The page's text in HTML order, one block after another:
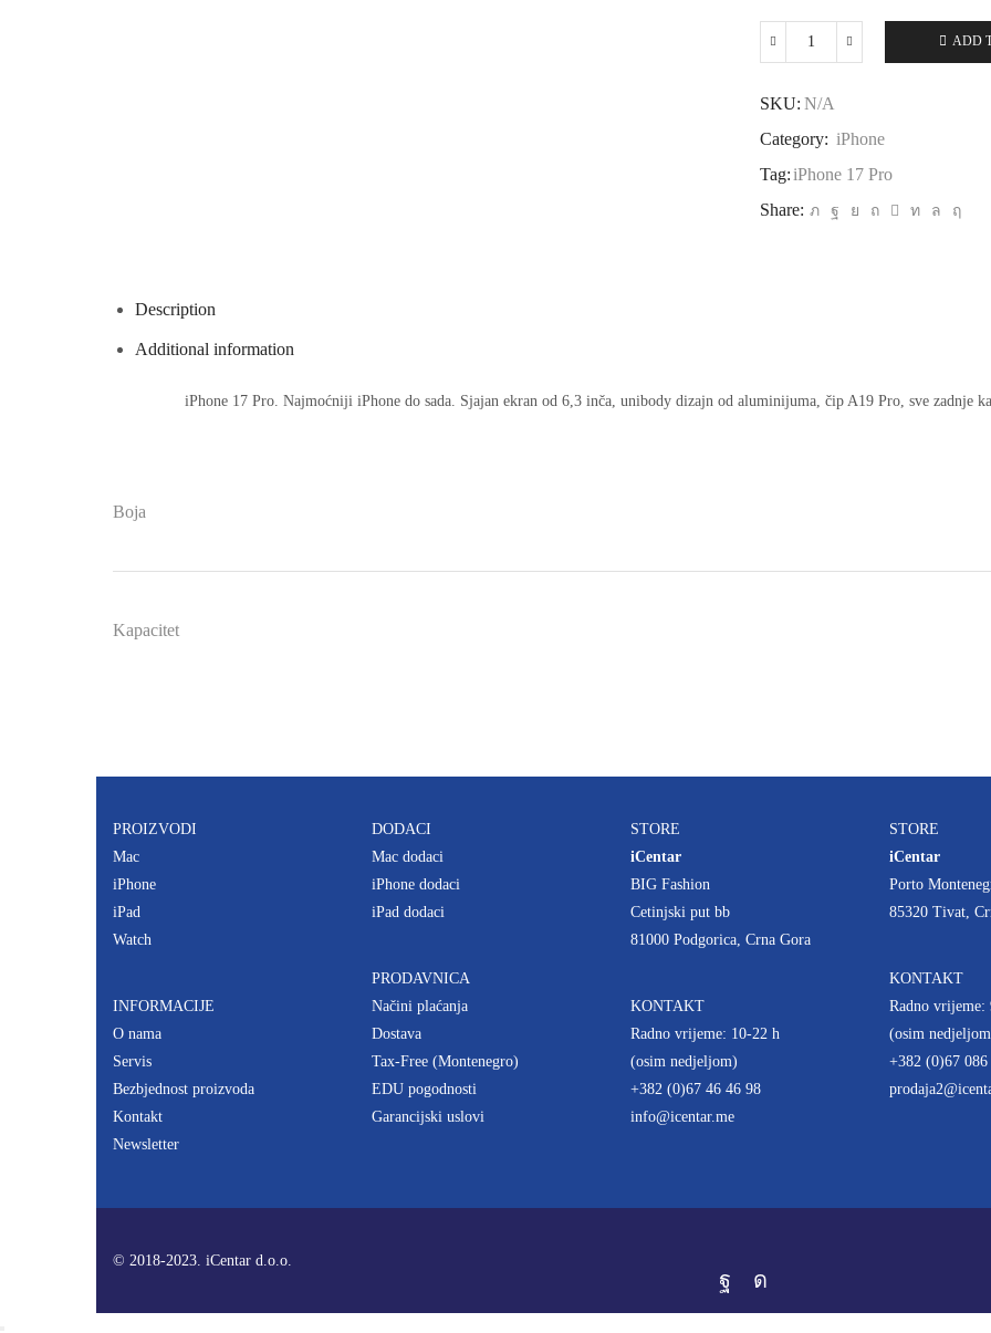
iPhone
Pro
ADD
SKU: N/A
Category: iPhone
Tag: iPhone 17 Pro
Share:
Description
Additional information
iPhone 17 Pro. Najmoćniji iPhone do sada. Sjajan ekran od 6,3 inča, unibody dizajn od aluminijuma, čip A19 Pro, sve zadnje
Boja
Kapacitet
PROIZVODI
Mac
iPhone
iPad
Watch
INFORMACIJE
O nama
Servis
Bezbjednost proizvoda
Kontakt
Newsletter
DODACI
Mac dodaci
iPhone dodaci
iPad dodaci
PRODAVNICA
Načini plaćanja
Dostava
Tax-Free (Montenegro)
EDU pogodnosti
Garancijski uslovi
STORE
iCentar
BIG Fashion
Cetinjski put bb
81000 Podgorica, Crna Gora
KONTAKT
Radno vrijeme: 10-22 h
(osim nedjeljom)
+382 (0)67 46 46 98
info@icentar.me
STORE
iCentar
Porto
85320 Tivat,
KONTAKT
Radno vrijeme:
(osim
+382 (0)67 086
© 2018-2023. iCentar d.o.o.
FacebookInstagram